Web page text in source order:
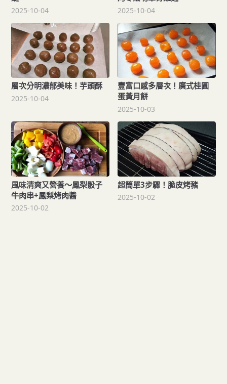
2025-10-04 2025-10-04
層次分明濃郁美味！芋頭酥
2025-10-04
豐富口感多層次！廣式桂圓
蛋黃月餅
2025-10-03
風味清爽又營養～鳳梨骰子
牛肉串+鳳梨烤肉醬
2025-10-02
超簡單3步驟！脆皮烤豬
2025-10-02